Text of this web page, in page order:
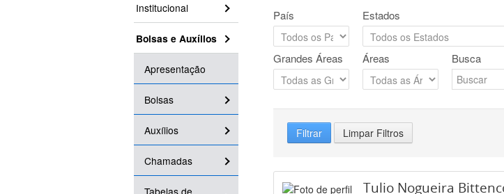
Institucional
Bolsas e Auxílios
Apresentação
Bolsas
Auxílios
Chamadas
País Estados
Grandes Áreas Áreas Busca
Filtrar Limpar Filtros
Tulio Nogueira